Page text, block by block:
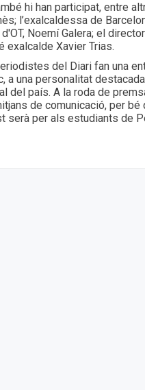
hi han participat, entre
l’exalcaldessa de
Noemí Galera; el
exalcalde Xavier Trias.
del Diari fan una
a una personalitat
del país. A la roda de
de comunicació, per bé
serà per als estudiants de